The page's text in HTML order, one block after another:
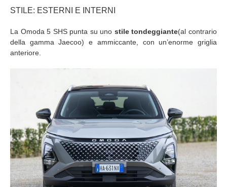
STILE: ESTERNI E INTERNI
La Omoda 5 SHS punta su uno stile tondeggiante(al contrario
della gamma Jaecoo) e ammiccante, con un’enorme griglia
anteriore.